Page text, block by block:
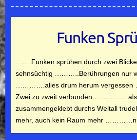
Funken
…….Funken sprühen durch zwei
sehnsüchtig ………..Berührungen nur
………….alles drum herum
Zwei zu zweit verbunden ……………als
zusammengeklebt durchs Weltall
mehr, auch kein Raum mehr